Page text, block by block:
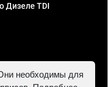
Дизеле TDI
781302555843,
необходимы для